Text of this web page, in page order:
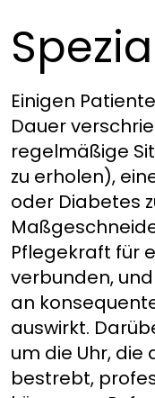
Einigen
Dauer
regelmäßige
zu erholen),
oder Diabetes
Pflegekraft für
verbunden,
an
auswirkt.
um die Uhr, die
bestrebt,